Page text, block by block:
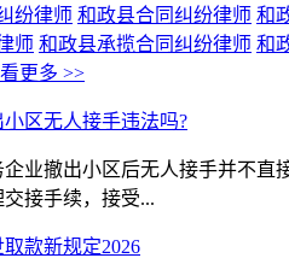
纷律师 和政县合同纠纷律师 和
师 和政县承揽合同纠纷律师 和
更多 >>
区无人接手违法吗?
企业撤出小区后无人接手并不直
交接手续，接受...
款新规定2026